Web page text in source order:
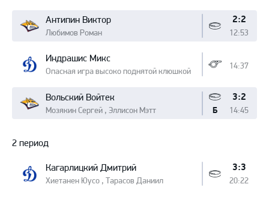
Антипин Виктор
Любимов Роман
2:2
12:53
Индрашис Микс
Опасная игра высоко поднятой клюшкой
14:37
Вольский Войтек
Мозякин Сергей , Эллисон Мэтт
3:2
14:45
Б
2 период
Кагарлицкий Дмитрий
Хиетанен Юусо , Тарасов Даниил
3:3
20:22